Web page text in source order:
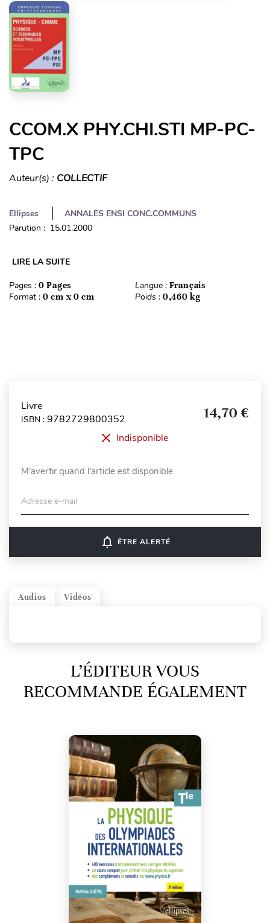
CCOM.X PHY.CHI.STI MP-PC-
TPC
Auteur(s) : COLLECTIF
Ellipses
ANNALES ENSI CONC.COMMUNS
Parution : 15.01.2000
LIRE LA SUITE
Pages : 0 Pages Langue : Français
Format : 0 cm x 0 cm Poids : 0,460 kg
Livre
ISBN : 9782729800352 14,70 €
Indisponible
M'avertir quand l'article est disponible
Adresse e-mail
notifications_none ÊTRE ALERTÉ
Vidéos
Audios
L’ÉDITEUR VOUS
RECOMMANDE ÉGALEMENT